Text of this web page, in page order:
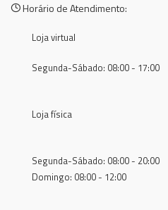
Horário de Atendimento:
Loja virtual
Segunda-Sábado: 08:00 - 17:00
Loja física
Segunda-Sábado: 08:00 - 20:00
Domingo: 08:00 - 12:00